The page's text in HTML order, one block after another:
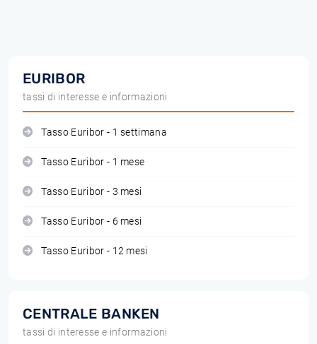
EURIBOR
tassi di interesse e informazioni
Tasso Euribor - 1 settimana
Tasso Euribor - 1 mese
Tasso Euribor - 3 mesi
Tasso Euribor - 6 mesi
Tasso Euribor - 12 mesi
CENTRALE BANKEN
tassi di interesse e informazioni